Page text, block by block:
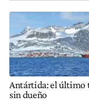
Antártida: el último
sin dueño